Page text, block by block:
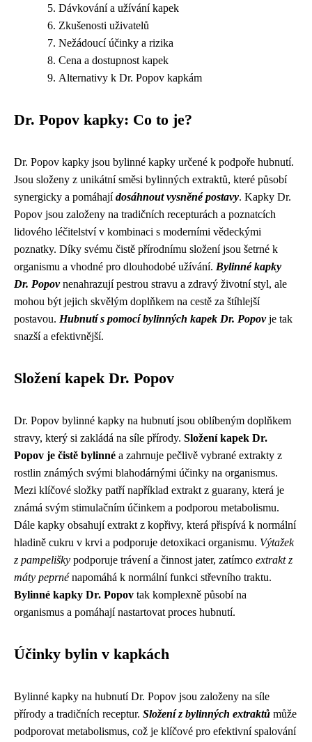
Dávkování a užívání kapek
Zkušenosti uživatelů
Nežádoucí účinky a rizika
Cena a dostupnost kapek
Alternativy k Dr. Popov kapkám
Dr. Popov kapky: Co to je?
Dr. Popov kapky jsou bylinné kapky určené k podpoře hubnutí.
Jsou složeny z unikátní směsi bylinných extraktů, které působí
synergicky a pomáhajídosáhnout vysněné postavy. Kapky Dr.
Popov jsou založeny na tradičních recepturách a poznatcích
lidového léčitelství v kombinaci s moderními vědeckými
poznatky. Díky svému čistě přírodnímu složení jsou šetrné k
organismu a vhodné pro dlouhodobé užívání. Bylinné kapky
Dr. Popovnenahrazují pestrou stravu a zdravý životní styl, ale
mohou být jejich skvělým doplňkem na cestě za štíhlejší
postavou. Hubnutí s pomocí bylinných kapek Dr. Popovje tak
snazší a efektivnější.
Složení kapek Dr. Popov
Dr. Popov bylinné kapky na hubnutí jsou oblíbeným doplňkem
stravy, který si zakládá na síle přírody. Složení kapek Dr.
Popov je čistě bylinné a zahrnuje pečlivě vybrané extrakty z
rostlin známých svými blahodárnými účinky na organismus.
Mezi klíčové složky patří například extrakt z guarany, která je
známá svým stimulačním účinkem a podporou metabolismu.
Dále kapky obsahují extrakt z kopřivy, která přispívá k normální
hladině cukru v krvi a podporuje detoxikaci organismu. Výtažek
z pampelišky podporuje trávení a činnost jater, zatímco extrakt z
máty peprnénapomáhá k normální funkci střevního traktu.
Bylinné kapky Dr. Popov tak komplexně působí na
organismus a pomáhají nastartovat proces hubnutí.
Účinky bylin v kapkách
Bylinné kapky na hubnutí Dr. Popov jsou založeny na síle
přírody a tradičních receptur. Složení z bylinných extraktů může
podporovat metabolismus, což je klíčové pro efektivní spalování